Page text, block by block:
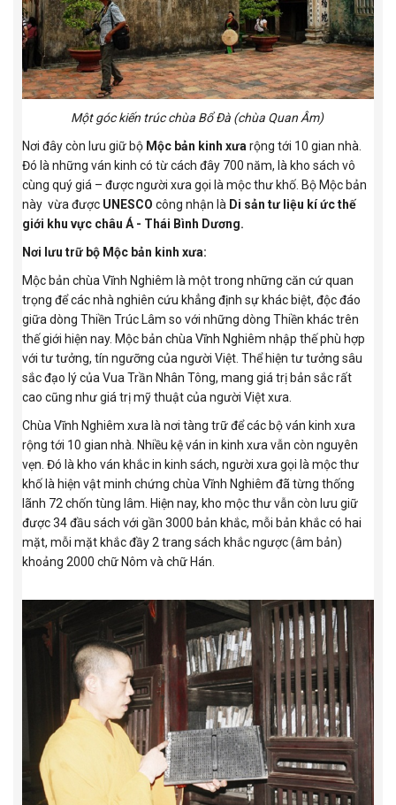
Một góc kiến trúc chùa Bổ Đà (chùa Quan Âm)
Nơi đây còn lưu giữ bộ Mộc bản kinh xưa rộng tới 10 gian nhà.
Đó là những ván kinh có từ cách đây 700 năm, là kho sách vô
cùng quý giá – được người xưa gọi là mộc thư khố. Bộ Mộc bản
này vừa được UNESCO công nhận là Di sản tư liệu kí ức thế
giới khu vực châu Á - Thái Bình Dương.
Nơi lưu trữ bộ Mộc bản kinh xưa:
Mộc bản chùa Vĩnh Nghiêm là một trong những căn cứ quan
trọng để các nhà nghiên cứu khẳng định sự khác biệt, độc đáo
giữa dòng Thiền Trúc Lâm so với những dòng Thiền khác trên
thế giới hiện nay. Mộc bản chùa Vĩnh Nghiêm nhập thế phù hợp
với tư tưởng, tín ngưỡng của người Việt. Thể hiện tư tưởng sâu
sắc đạo lý của Vua Trần Nhân Tông, mang giá trị bản sắc rất
cao cũng như giá trị mỹ thuật của người Việt xưa.
Chùa Vĩnh Nghiêm xưa là nơi tàng trữ để các bộ ván kinh xưa
rộng tới 10 gian nhà. Nhiều kệ ván in kinh xưa vẫn còn nguyên
vẹn. Đó là kho ván khắc in kinh sách, người xưa gọi là mộc thư
khố là hiện vật minh chứng chùa Vĩnh Nghiêm đã từng thống
lãnh 72 chốn tùng lâm. Hiện nay, kho mộc thư vẫn còn lưu giữ
được 34 đầu sách với gần 3000 bản khắc, mỗi bản khắc có hai
mặt, mỗi mặt khắc đầy 2 trang sách khắc ngược (âm bản)
khoảng 2000 chữ Nôm và chữ Hán.